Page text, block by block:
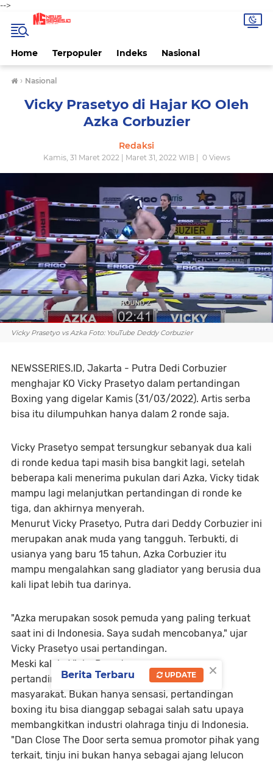
-->
Home Terpopuler Indeks Nasional
› Nasional
Vicky Prasetyo di Hajar KO Oleh
Azka Corbuzier
Redaksi
Kamis, 31 Maret 2022 | Maret 31, 2022 WIB | 0Views
Vicky Prasetyo vs Azka Foto: YouTube Deddy Corbuzier
NEWSSERIES.ID, Jakarta - Putra Dedi Corbuzier
menghajar KO Vicky Prasetyo dalam pertandingan
Boxing yang digelar Kamis (31/03/2022). Artis serba
bisa itu dilumpuhkan hanya dalam 2 ronde saja.
Vicky Prasetyo sempat tersungkur sebanyak dua kali
di ronde kedua tapi masih bisa bangkit lagi, setelah
beberapa kali menerima pukulan dari Azka, Vicky tidak
mampu lagi melanjutkan pertandingan di ronde ke
tiga, dan akhirnya menyerah.
Menurut Vicky Prasetyo, Putra dari Deddy Corbuzier ini
merupakan anak muda yang tangguh. Terbukti, di
usianya yang baru 15 tahun, Azka Corbuzier itu
mampu mengalahkan sang gladiator yang berusia dua
kali lipat lebih tua darinya.
"Azka merupakan sosok pemuda yang paling terkuat
saat ini di Indonesia. Saya sudah mencobanya," ujar
Vicky Prasetyo usai pertandingan.
Meski kalah, Vicky Prasetyo menganggap
pertandingan tersebut patut diapresiasi oleh
masyarakat. Bukan hanya sensasi, pertandingan
boxing itu bisa dianggap sebagai salah satu upaya
membangkitkan industri olahraga tinju di Indonesia.
"Dan Close The Door serta semua promotor pihak yang
terkait, tinju ini bukan hanya sebagai ajang lelucon
×
Berita Terbaru UPDATE